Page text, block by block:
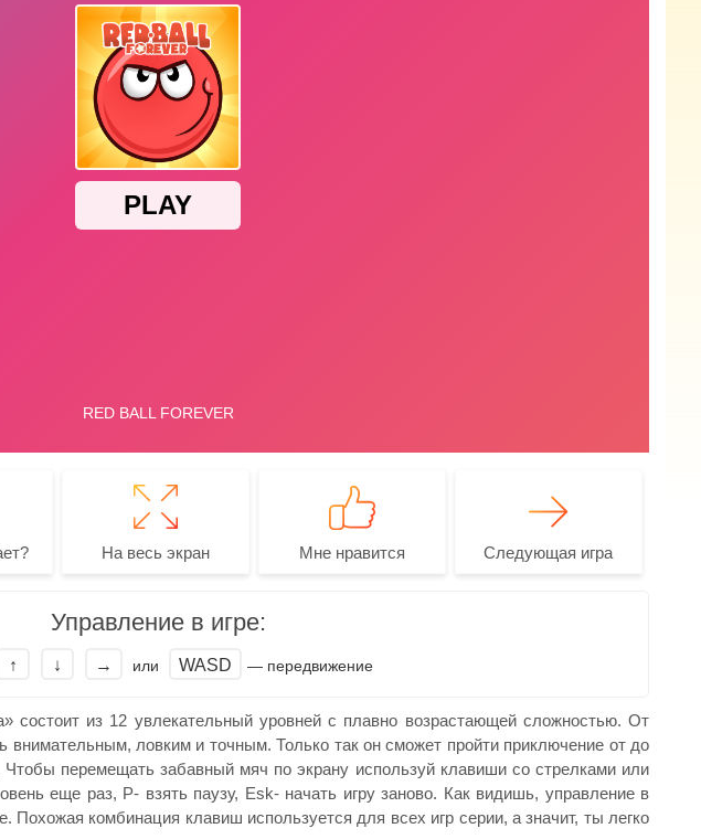
На весь экран Мне нравится Следующая игра
Управление в игре:
↑ ↓ → или WASD — передвижение
состоит из 12 увлекательный уровней с плавно возрастающей сложностью. От
внимательным, ловким и точным. Только так он сможет пройти приключение от до
Чтобы перемещать забавный мяч по экрану используй клавиши со стрелками или
еще раз, P- взять паузу, Esk- начать игру заново. Как видишь, управление в
Похожая комбинация клавиш используется для всех игр серии, а значит, ты легко